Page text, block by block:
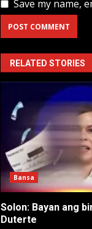
Save my name,
RELATED STORIES
Bansa
Solon: Bayan ang
Duterte